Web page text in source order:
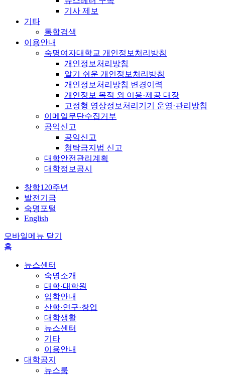
기사 제보
기타
통합검색
이용안내
숙명여자대학교 개인정보처리방침
개인정보처리방침
알기 쉬운 개인정보처리방침
개인정보처리방침 변경이력
개인정보 목적 외 이용·제공 대장
고정형 영상정보처리기기 운영·관리방침
이메일무단수집거부
공익신고
공익신고
청탁금지법 신고
대학안전관리계획
대학정보공시
창학120주년
발전기금
숙명포털
English
모바일메뉴 닫기
홈
뉴스센터
숙명소개
대학·대학원
입학안내
산학·연구·창업
대학생활
뉴스센터
기타
이용안내
대학공지
뉴스룸